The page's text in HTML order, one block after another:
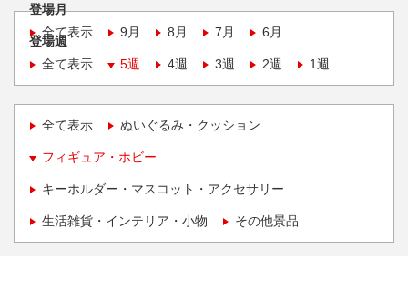
登場月
全て表示
9月 8月 7月 6月
登場週
全て表示
5週 4週 3週 2週 1週
全て表示 ぬいぐるみ・クッション
フィギュア・ホビー
キーホルダー・マスコット・アクセサリー
生活雑貨・インテリア・小物 その他景品